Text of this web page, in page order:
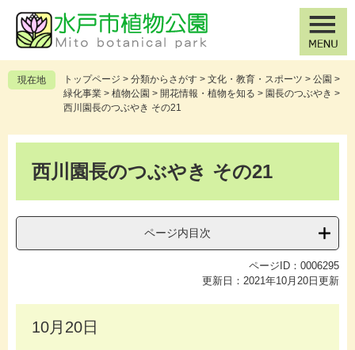
の
先
頭
ー
を
飛
現在地 トップページ > 分類からさがす > 文化・教育・スポーツ > 公園 >
緑化事業 > 植物公園 > 開花情報・植物を知る > 園長のつぶやき >
西川園長のつぶやき その21
西川園長のつぶやき その21
ページ内目次
ページID：0006295
更新日：2021年10月20日更新
10月20日